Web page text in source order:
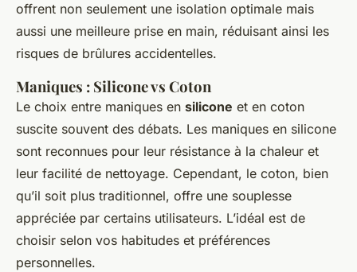
offrent non seulement une isolation optimale mais
aussi une meilleure prise en main, réduisant ainsi les
risques de brûlures accidentelles.
Maniques : Silicone vs Coton
Le choix entre maniques en silicone et en coton
suscite souvent des débats. Les maniques en silicone
sont reconnues pour leur résistance à la chaleur et
leur facilité de nettoyage. Cependant, le coton, bien
qu’il soit plus traditionnel, offre une souplesse
appréciée par certains utilisateurs. L’idéal est de
choisir selon vos habitudes et préférences
personnelles.